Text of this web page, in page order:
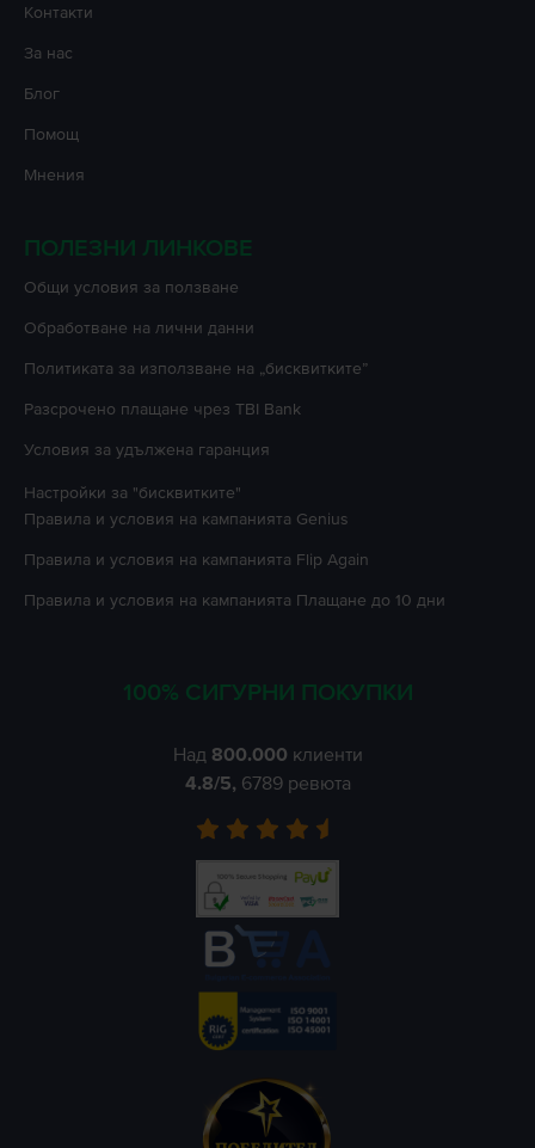
Контакти
За нас
Блог
Помощ
Мнения
ПОЛЕЗНИ ЛИНКОВЕ
Oбщи условия за ползване
Oбработване на лични данни
Политиката за използване на „бисквитките”
Разсрочено плащане чрез TBI Bank
Условия за удължена гаранция
Настройки за "бисквитките"
Правила и условия на кампанията Genius
Правила и условия на кампанията Flip Again
Правила и условия на кампанията Плащане до 10 дни
100% СИГУРНИ ПОКУПКИ
Над 800.000 клиенти
4.8/5, 6789 ревюта